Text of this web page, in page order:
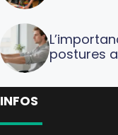
postures
INFOS